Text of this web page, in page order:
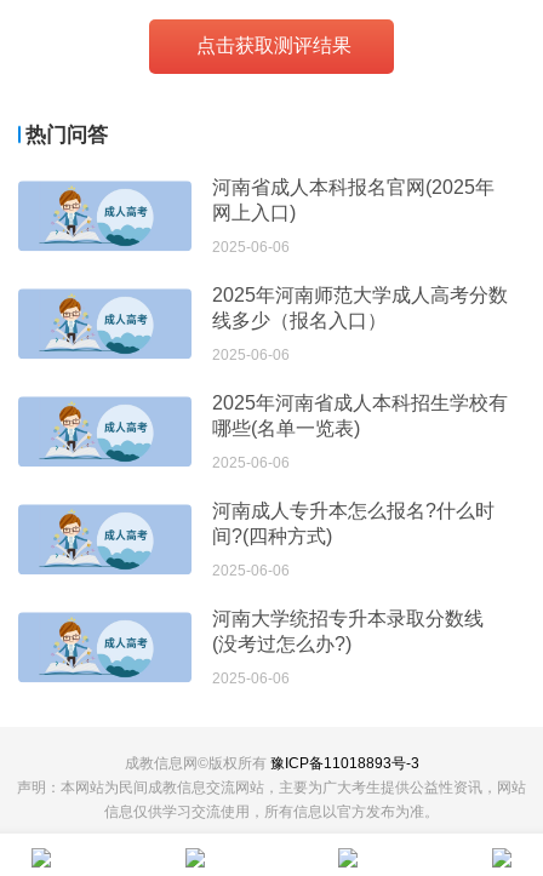
4、领取教材、试卷开始复习。
报志愿。
成人高考网上报名流程
1、登录河南省教育考试院系统并输入考生个人基本信
息。
2、填报志愿：报考志愿分为专升本、高起本和高起专
三个层次。选择对应层次并决定专业及院校。
3、选择考试区域：考生根据自己情况就近选择报名区
域，并到所选区域指定报名点进行现场确认。
4、核对所输入的信息，无误后提交信息。
5、网上缴纳报考费用：未交纳报考费的考生不予报
考，不编排考场。报考费一旦交纳无法退还，请不符合报名
推荐查看河南省热门成考院校招生简章(部分)
河南师范大学成人高考招生简章(点击查看)
河南农业大学成人高考 招生简章(点击查看)
热门问答
河南省成人本科报名官网(2025年
网上入口)
2025-06-06
2025年河南师范大学成人高考分数
线多少（报名入口）
2025-06-06
2025年河南省成人本科招生学校有
哪些(名单一览表)
2025-06-06
河南成人专升本怎么报名?什么时
间?(四种方式)
2025-06-06
河南大学统招专升本录取分数线
(没考过怎么办?)
2025-06-06
成教信息网©版权所有 豫ICP备11018893号-3
声明：本网站为民间成教信息交流网站，主要为广大考生提供公益性资讯，网站
信息仅供学习交流使用，所有信息以官方发布为准。